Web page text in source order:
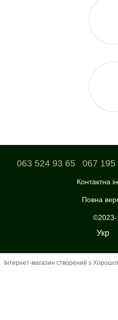
063 524 93 65 067 195
Контактна
Повна
©2023-
Укр
Інтернет-магазин створений з